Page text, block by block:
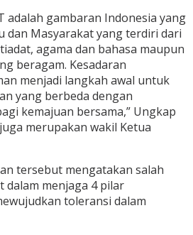
adalah gambaran Indonesia yang
dan Masyarakat yang terdiri dari
agama dan bahasa maupun
beragam. Kesadaran
menjadi langkah awal untuk
yang berbeda dengan
kemajuan bersama,” Ungkap
merupakan wakil Ketua
tersebut mengatakan salah
dalam menjaga 4 pilar
toleransi dalam